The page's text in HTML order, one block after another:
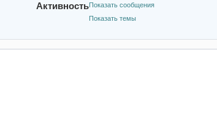
АктивностьПоказать сообщения
Показать темы